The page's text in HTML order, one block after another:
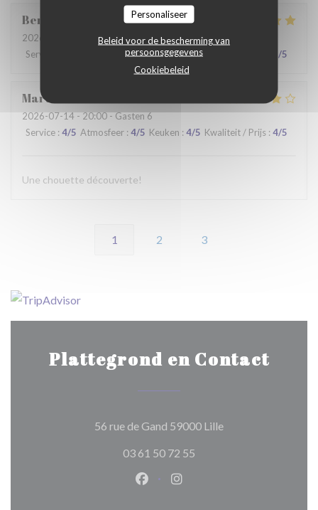
Personaliseer
Beleid voor de bescherming van
persoonsgegevens
Cookiebeleid
Benjamin
2026-07-19
- 12:30 - Gasten 2
Service
:5/5 Keuken:5/5 /5
Martine
2026-07-14- 20:00 - Gasten 6
Service : 4/5 Atmosfeer : 4/5 Keuken : 4/5 Kwaliteit / Prijs : 4/5
Une chouette découverte!
1 2 3
Plattegrond en Contact
56 rue de Gand 59000 Lille((opent in een
03 61 50 72 55
Facebook ((opent in een nieuw
Instagram ((opent in een